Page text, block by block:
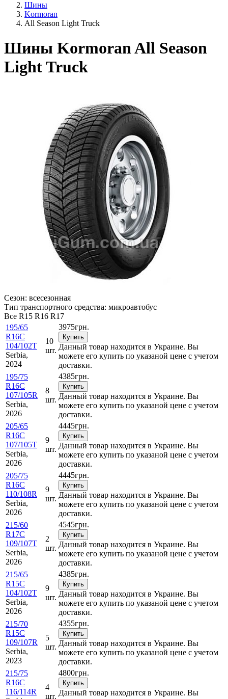
Шины
Kormoran
All Season Light Truck
Шины Kormoran All Season
Light Truck
Сезон: всесезонная
Тип транспортного средства: микроавтобус
Все R15 R16 R17
195/65
R16C
104/102T
Serbia,
2024
10
шт.
3975грн.
Купить
Данный товар находится в Украине. Вы
можете его купить по указаной цене с учетом
доставки.
195/75
R16C
107/105R
Serbia,
2026
8
шт.
4385грн.
Купить
Данный товар находится в Украине. Вы
можете его купить по указаной цене с учетом
доставки.
205/65
R16C
107/105T
Serbia,
2026
9
шт.
4445грн.
Купить
Данный товар находится в Украине. Вы
можете его купить по указаной цене с учетом
доставки.
205/75
R16C
110/108R
Serbia,
2026
9
шт.
4445грн.
Купить
Данный товар находится в Украине. Вы
можете его купить по указаной цене с учетом
доставки.
215/60
R17C
109/107T
Serbia,
2026
2
шт.
4545грн.
Купить
Данный товар находится в Украине. Вы
можете его купить по указаной цене с учетом
доставки.
215/65
R15C
104/102T
Serbia,
2026
9
шт.
4385грн.
Купить
Данный товар находится в Украине. Вы
можете его купить по указаной цене с учетом
доставки.
215/70
R15C
109/107R
Serbia,
2023
5
шт.
4355грн.
Купить
Данный товар находится в Украине. Вы
можете его купить по указаной цене с учетом
доставки.
215/75
R16C
116/114R
4
шт.
4800грн.
Купить
Данный товар находится в Украине. Вы